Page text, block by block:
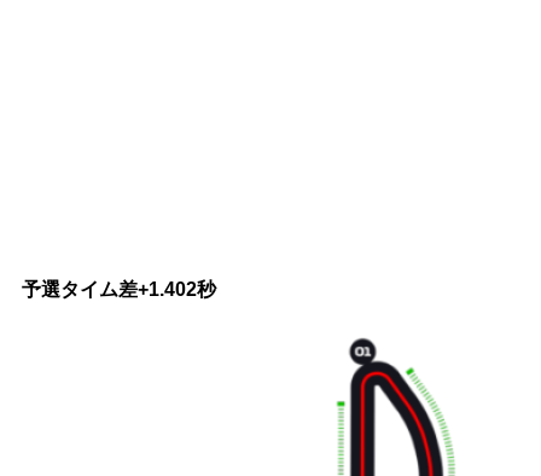
予選タイム差+1.402秒